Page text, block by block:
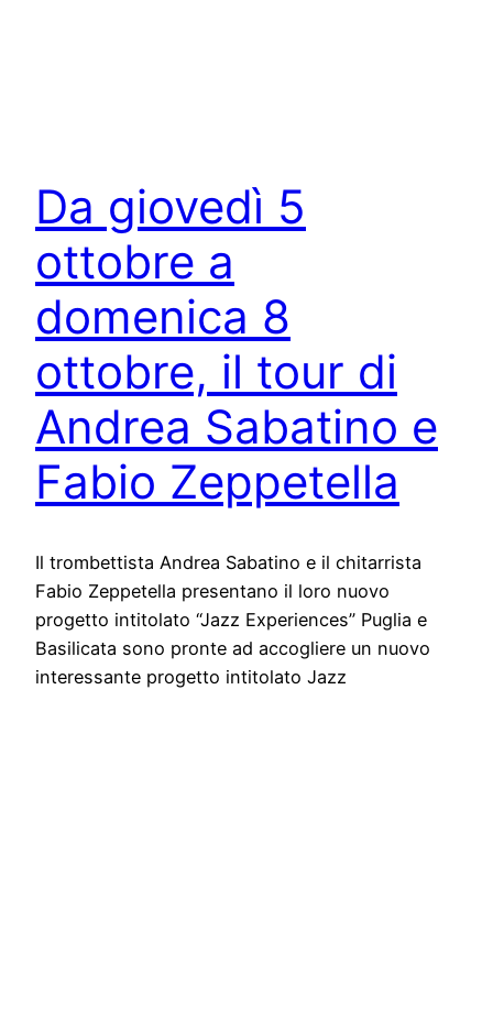
Da giovedì 5
ottobre a
domenica 8
ottobre, il tour di
Andrea Sabatino e
Fabio Zeppetella
Il trombettista Andrea Sabatino e il chitarrista
Fabio Zeppetella presentano il loro nuovo
progetto intitolato “Jazz Experiences” Puglia e
Basilicata sono pronte ad accogliere un nuovo
interessante progetto intitolato Jazz